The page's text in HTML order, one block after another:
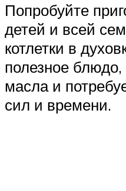
Попробуйте
детей и всей
котлетки в
полезное блюдо,
масла и
сил и времени.